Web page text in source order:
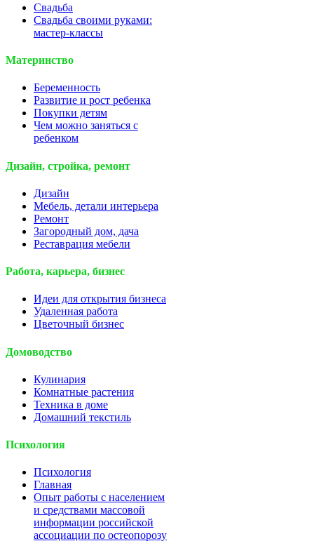
Свадьба
Свадьба своими руками:
мастер-классы
Материнство
Беременность
Развитие и рост ребенка
Покупки детям
Чем можно заняться с
ребенком
Дизайн, стройка, ремонт
Дизайн
Мебель, детали интерьера
Ремонт
Загородный дом, дача
Реставрация мебели
Работа, карьера, бизнес
Идеи для открытия бизнеса
Удаленная работа
Цветочный бизнес
Домоводство
Кулинария
Комнатные растения
Техника в доме
Домашний текстиль
Психология
Психология
Главная
Опыт работы с населением
и средствами массовой
информации российской
ассоциации по остеопорозу